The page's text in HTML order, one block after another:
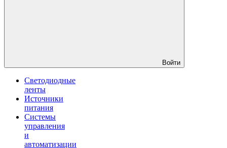
Войти
Светодиодные
ленты
Источники
питания
Системы
управления
и
автоматизации